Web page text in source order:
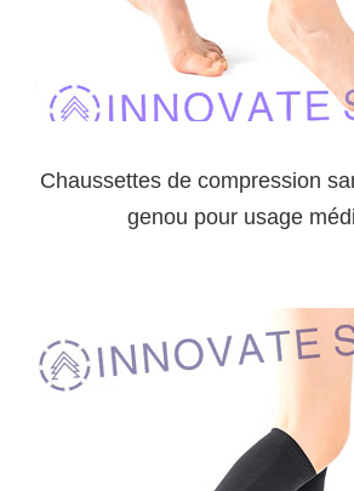
Chaussettes de compression
genou pour usage